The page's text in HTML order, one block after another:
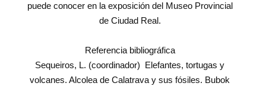
puede conocer en la exposición del Museo Provincial
de Ciudad Real.
Referencia bibliográfica
Sequeiros, L. (coordinador) Elefantes, tortugas y
volcanes. Alcolea de Calatrava y sus fósiles. Bubok